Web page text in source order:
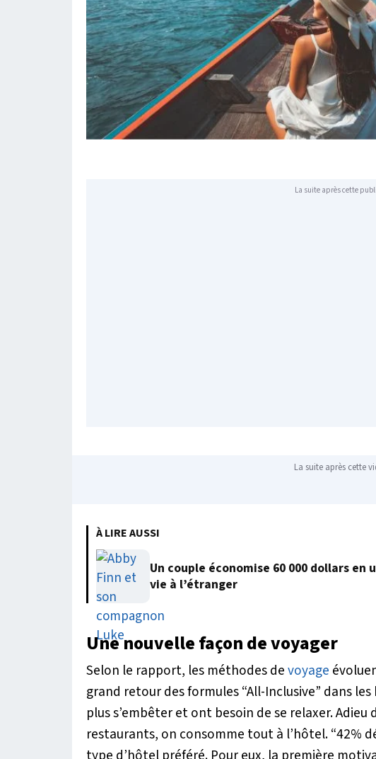
La suite après cette
La suite après cette
À LIRE AUSSI
Un couple économise 60 000 dollars
vie à l’étranger
Une nouvelle façon de voyager
Selon le rapport, les méthodes devoyage
grand retour des formules “All-Inclusive” dans
plus s’embêter et ont besoin de se relaxer. Adieu
restaurants, on consomme tout à l’hôtel.“42%